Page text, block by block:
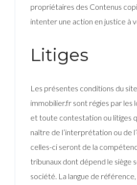
propriétaires des Contenus
intenter une action en justice à
Litiges
Les présentes conditions du
immobilier.fr sont régies par les
et toute contestation ou litiges
naître de l’interprétation ou de
celles-ci seront de la
tribunaux dont dépend le siège
société. La langue de